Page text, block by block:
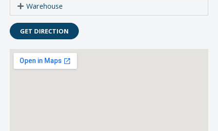
Warehouse
GET DIRECTION